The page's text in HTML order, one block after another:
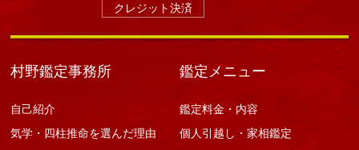
クレジット決済
村野鑑定事務所
自己紹介
気学・四柱推命を選んだ理由
鑑定メニュー
鑑定料金・内容
個人引越し・家相鑑定